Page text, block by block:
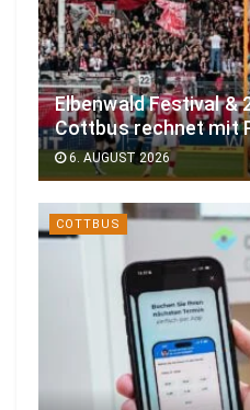
Elbenwald Festival &
Cottbus rechnet mit
6. AUGUST 2026
COTTBUS